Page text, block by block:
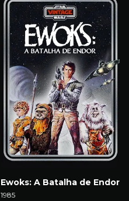
Ewoks: A Batalha de Endor
1985